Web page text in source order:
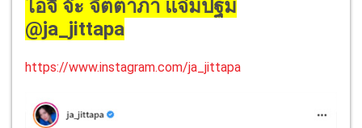
ไอจี จ๊ะ จิตตาภา แจ่มปฐม
@ja_jittapa
https://www.instagram.com/ja_jittapa